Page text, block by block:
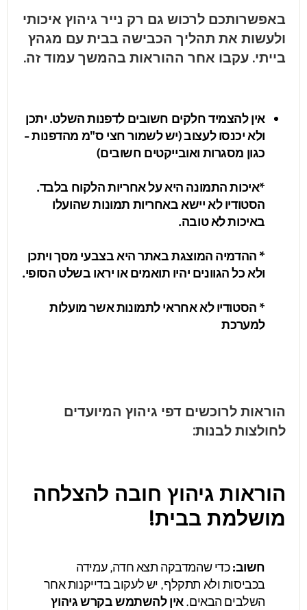
באפשרותכם לרכוש גם רק נייר גיהוץ איכותי
ולעשות את תהליך הכבישה בבית עם מגהץ
בייתי. עקבו אחר ההוראות בהמשך עמוד זה.
אין להצמיד חלקים חשובים לדפנות השלט. יתכן
ולא יכנסו לעצוב (יש לשמור חצי ס"מ מהדפנות -
כגון מסגרות ואובייקטים חשובים)
*איכות התמונה היא על אחריות הלקוח בלבד.
הסטודיו לא יישא באחריות תמונות שהועלו
באיכות לא טובה.
* ההדמיה המוצגת באתר היא בצבעי מסך ויתכן
ולא כל הגוונים יהיו תואמים או יראו בשלט הסופי.
* הסטודיו לא אחראי לתמונות אשר מועלות
למערכת
הוראות לרוכשים דפי גיהוץ המיועדים
לחולצות לבנות:
הוראות גיהוץ חובה להצלחה
מושלמת בבית!
חשוב:כדי שהמדבקה תצא חדה, עמידה
בכביסות ולא תתקלף, יש לעקוב בדייקנות אחר
השלבים הבאים.אין להשתמש בקרש גיהוץ